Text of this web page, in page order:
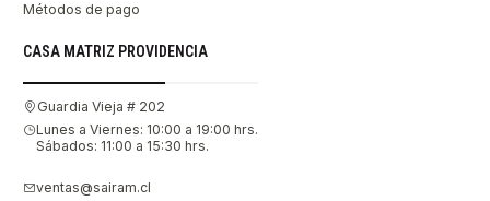
Métodos de pago
CASA MATRIZ PROVIDENCIA
Guardia Vieja # 202
Lunes a Viernes: 10:00 a 19:00 hrs.
Sábados: 11:00 a 15:30 hrs.
ventas@sairam.cl